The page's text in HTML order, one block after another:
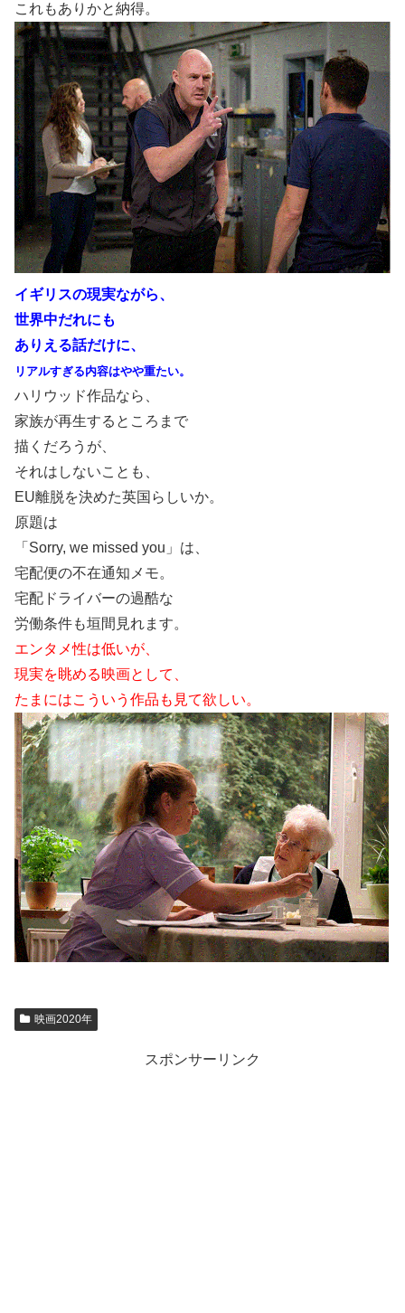
これもありかと納得。
イギリスの現実ながら、
世界中だれにも
ありえる話だけに、
リアルすぎる内容はやや重たい。
ハリウッド作品なら、
家族が再生するところまで
描くだろうが、
それはしないことも、
EU離脱を決めた英国らしいか。
原題は
「Sorry, we missed you」は、
宅配便の不在通知メモ。
宅配ドライバーの過酷な
労働条件も垣間見れます。
エンタメ性は低いが、
現実を眺める映画として、
たまにはこういう作品も見て欲しい。
映画2020年
スポンサーリンク